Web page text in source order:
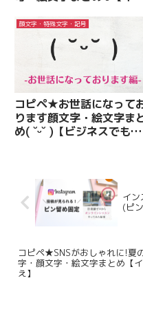
顔文字・特殊文字・記号
コピペ★お世話になって
ります顔文字・絵文字ま
め( ˘ᵕ˘ )【ビジネスでも使
イ
(ピ
コピペ★SNSがおしゃれに!夏
字・顔文字・絵文字まとめ【
え】